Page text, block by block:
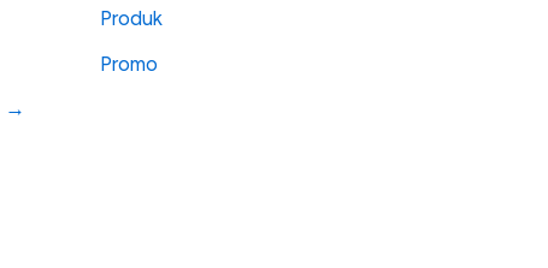
→
Produk
Promo